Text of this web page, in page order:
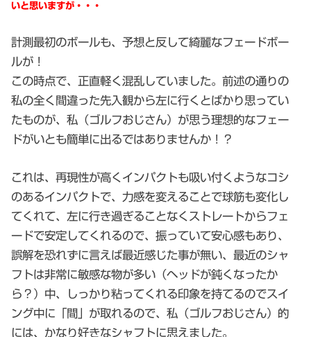
いと思いますが・・・
計測最初のボールも、予想と反して綺麗なフェードボー
ルが！
この時点で、正直軽く混乱していました。前述の通りの
私の全く間違った先入観から左に行くとばかり思ってい
たものが、私（ゴルフおじさん）が思う理想的なフェー
ドがいとも簡単に出るではありませんか！？
これは、再現性が高くインパクトも吸い付くようなコシ
のあるインパクトで、力感を変えることで球筋も変化し
てくれて、左に行き過ぎることなくストレートからフェ
ードで安定してくれるので、振っていて安心感もあり、
誤解を恐れずに言えば最近感じた事が無い、最近のシャ
フトは非常に敏感な物が多い（ヘッドが鈍くなったか
ら？）中、しっかり粘ってくれる印象を持てるのでスイ
ング中に「間」が取れるので、私（ゴルフおじさん）的
には、かなり好きなシャフトに思えました。